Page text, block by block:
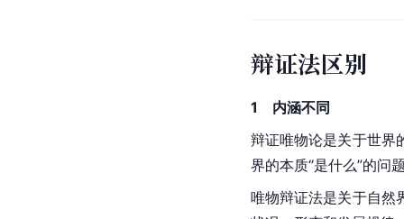
辩证法区别
1　内涵不同
辩证唯物论是关于世界
界的本质“是什么”的问
唯物辩证法是关于自然